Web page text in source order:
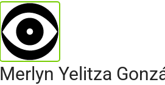
Merlyn Yelitza